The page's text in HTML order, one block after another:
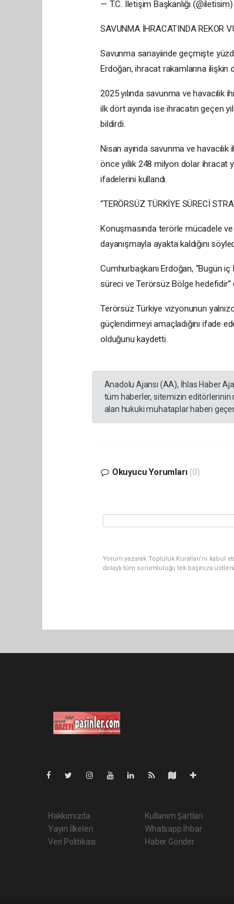
— T.C. İletişim Başkanlığı
SAVUNMA İHRACATINDA REKOR
Savunma sanayiinde geçmişte
Erdoğan, ihracat rakamlarına ilişkin
2025 yılında savunma ve havacılık
ilk dört ayında ise ihracatın geçen
bildirdi.
Nisan ayında savunma ve
önce yıllık 248 milyon dolar ihracat
ifadelerini kullandı.
“TERÖRSÜZ TÜRKİYE SÜRECİ
Konuşmasında terörle mücadele
dayanışmayla ayakta kaldığını
Cumhurbaşkanı Erdoğan, “Bugün
süreci ve Terörsüz Bölge hedefidir”
Terörsüz Türkiye vizyonunun
güçlendirmeyi amaçladığını ifade
olduğunu kaydetti.
Anadolu Ajansı (AA), İhlas Haber
tüm haberler, sitemizin editörlerinin
alan hukuki muhataplar haberi
Okuyucu Yorumları (0)
Yorum yazarak Topluluk Kuralları’nı kabul
dolaylı tüm sorumluluğu tek başınıza
Hakkımızda
Yayın İlkeleri
Veri Politikası
Kullanım Şartları
Whatsapp İhbar
Haber Gönder